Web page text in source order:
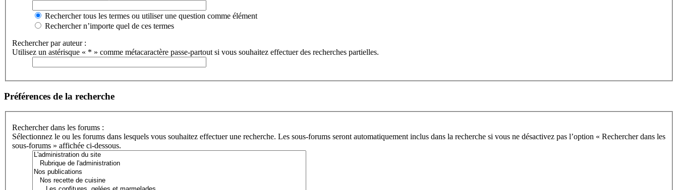
Rechercher tous les termes ou utiliser une question comme élément
Rechercher n’importe quel de ces termes
Rechercher par auteur :
Utilisez un astérisque « * » comme métacaractère passe-partout si vous souhaitez effectuer des recherches partielles.
Préférences de la recherche
Rechercher dans les forums :
Sélectionnez le ou les forums dans lesquels vous souhaitez effectuer une recherche. Les sous-forums seront automatiquement inclus dans la recherche si vous ne désactivez pas l’option « Rechercher dans les
sous-forums » affichée ci-dessous.